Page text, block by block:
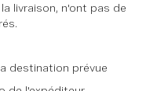
livraison, n'ont pas de
destination prévue